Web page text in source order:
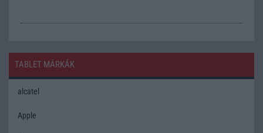
TABLET MÁRKÁK
alcatel
Apple